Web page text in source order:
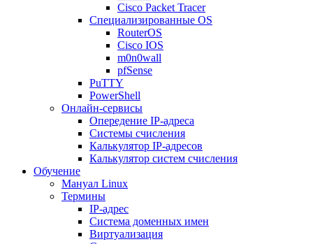
Cisco Packet Tracer
Специализированные OS
RouterOS
Cisco IOS
m0n0wall
pfSense
PuTTY
PowerShell
Онлайн-сервисы
Опередение IP-адреса
Системы счисления
Калькулятор IP-адресов
Калькулятор систем счисления
Обучение
Мануал Linux
Термины
IP-адрес
Система доменных имен
Виртуализация